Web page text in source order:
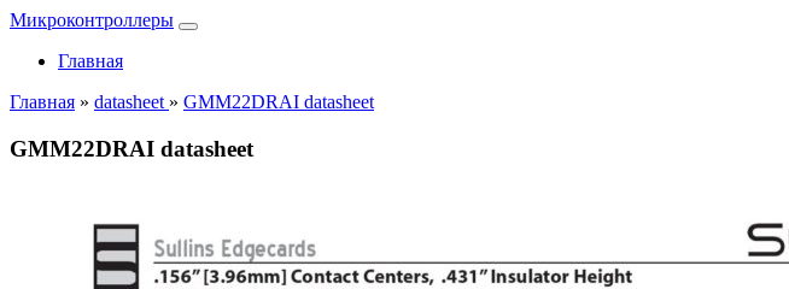
Микроконтроллеры
Главная
Главная » datasheet » GMM22DRAI datasheet
GMM22DRAI datasheet